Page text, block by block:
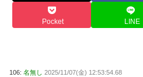
Pocket LINE
106: 名無し 2025/11/07(金) 12:53:54.68